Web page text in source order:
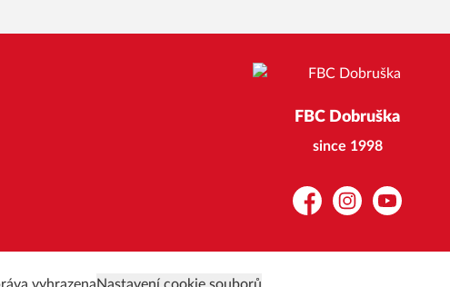
FBC Dobruška
since 1998
FacebookInstagramYouTube